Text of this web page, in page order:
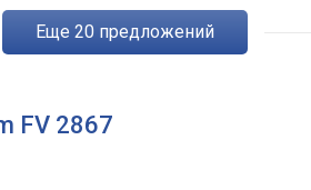
eще 20предложений
FV 2867